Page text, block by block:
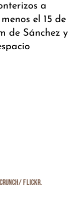
a
el 15 de
de Sánchez y